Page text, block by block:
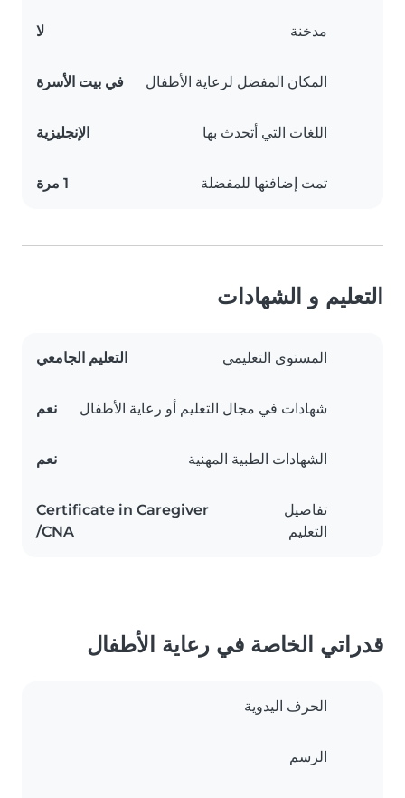
مدخنة لا
المكان المفضل لرعاية الأطفال في بيت الأسرة
اللغات التي أتحدث بها الإنجليزية
تمت إضافتها للمفضلة 1 مرة
التعليم و الشهادات
المستوى التعليمي التعليم الجامعي
شهادات في مجال التعليم أو رعاية الأطفال نعم
الشهادات الطبية المهنية نعم
تفاصيل
التعليم
Certificate in Caregiver
/CNA
قدراتي الخاصة في رعاية الأطفال
الحرف اليدوية
الرسم